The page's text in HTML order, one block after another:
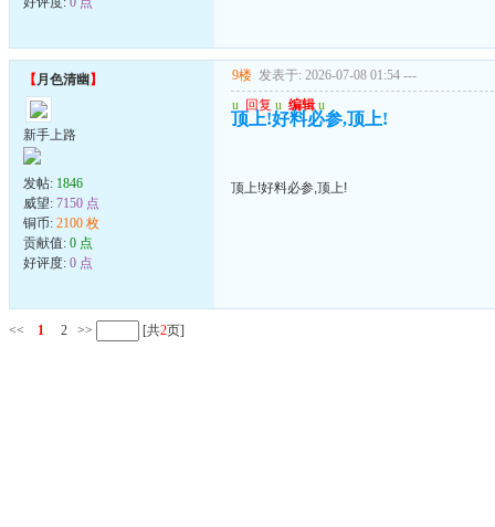
【月色清幽 】
新手上路
发帖: 1846
威望: 7150 点
铜币: 2100 枚
贡献值: 0 点
好评度: 0 点
9楼 发表于: 2026-07-08 01:54 ---
u 回复 u 编辑 u
顶上!好料必参,顶上!
顶上!好料必参,顶上!
<< 1 2 >> [共2页]